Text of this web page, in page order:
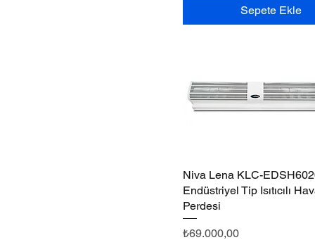
Sepete Ekle
Hızlı Bakış
Niva Lena KLC-
Endüstriyel Tip Isıtıcılı
Perdesi
Fiyat
₺69.000,00